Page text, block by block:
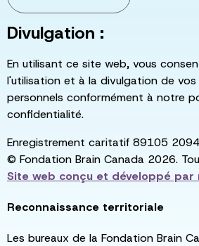
Divulgation :
En utilisant ce site web, vous
l'utilisation et à la divulgation de vos
personnels conformément à notre
confidentialité.
Enregistrement caritatif 89105
© Fondation Brain Canada 2026.
Site web conçu et développé par
Reconnaissance territoriale
Les bureaux de la Fondation Brain